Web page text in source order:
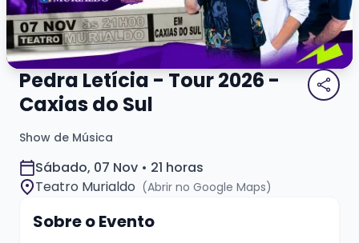
Pedra Letícia - Tour 2026 -
Caxias do Sul
Show de Música
Sábado, 07 Nov • 21 horas
Teatro Murialdo (Abrir no Google Maps)
Sobre o Evento